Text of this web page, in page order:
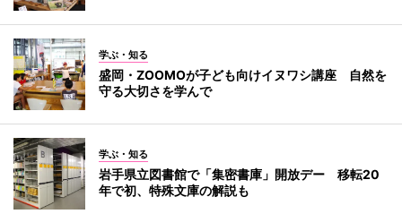
学ぶ・知る
盛岡・ZOOMOが子ども向けイヌワシ講座 自然を
守る大切さを学んで
学ぶ・知る
岩手県立図書館で「集密書庫」開放デー 移転20
年で初、特殊文庫の解説も